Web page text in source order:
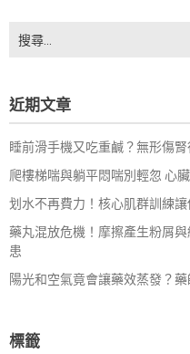
尋
字:
近期文章
睡前滑手機又吃重鹹？無形傷
爬樓梯喘與躺平悶喘別輕忽 心
划水不再費力！核心肌群訓練
藥丸混放危機！摩擦產生粉屑
患
陽光和空氣竟會讓藥效蒸發？
標籤